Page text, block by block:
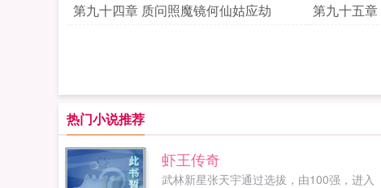
第九十四章 质问照魔镜何仙姑应劫
第九十五
热门小说推荐
虾王传奇
武林新星张天宇通过选拔，由100强，进入